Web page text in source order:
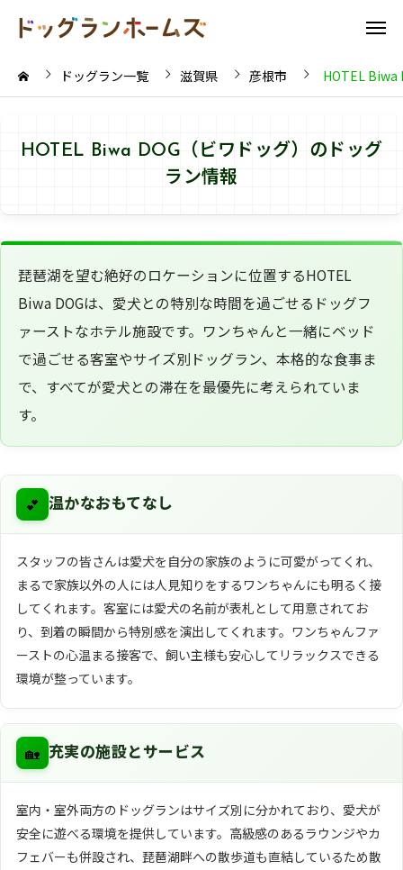
ドッグラン一覧 滋賀県 彦根市 HOTEL Biwa
HOTEL Biwa DOG（ビワドッグ）のドッグ
ラン情報
琵琶湖を望む絶好のロケーションに位置するHOTEL
Biwa DOGは、愛犬との特別な時間を過ごせるドッグフ
ァーストなホテル施設です。ワンちゃんと一緒にベッド
で過ごせる客室やサイズ別ドッグラン、本格的な食事ま
で、すべてが愛犬との滞在を最優先に考えられていま
す。
💕 温かなおもてなし
スタッフの皆さんは愛犬を自分の家族のように可愛がってくれ、
まるで家族以外の人には人見知りをするワンちゃんにも明るく接
してくれます。客室には愛犬の名前が表札として用意されてお
り、到着の瞬間から特別感を演出してくれます。ワンちゃんファ
ーストの心温まる接客で、飼い主様も安心してリラックスできる
環境が整っています。
🏡 充実の施設とサービス
室内・室外両方のドッグランはサイズ別に分かれており、愛犬が
安全に遊べる環境を提供しています。高級感のあるラウンジやカ
フェバーも併設され、琵琶湖畔への散歩道も直結しているため散